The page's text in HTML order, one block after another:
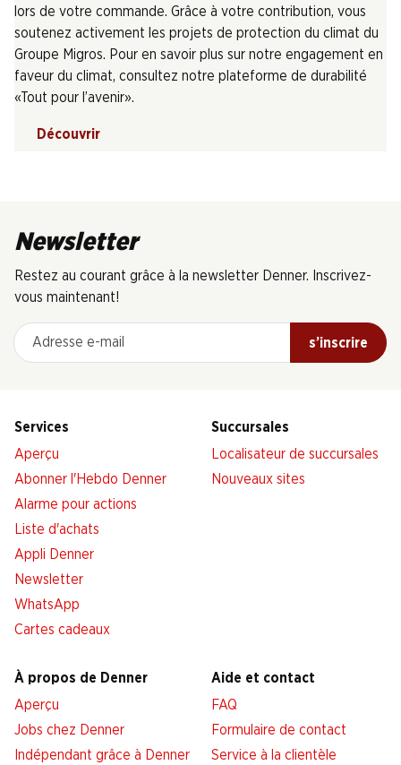
lors de votre commande. Grâce à votre contribution, vous
soutenez activement les projets de protection du climat du
Groupe Migros. Pour en savoir plus sur notre engagement en
faveur du climat, consultez notre plateforme de durabilité
«Tout pour l’avenir».
Découvrir
Newsletter
Restez au courant grâce à la newsletter Denner. Inscrivez-
vous maintenant!
Adresse e-mail
s’inscrire
Services
Aperçu
Abonner l'Hebdo Denner
Alarme pour actions
Liste d'achats
Appli Denner
Newsletter
WhatsApp
Cartes cadeaux
Succursales
Localisateur de succursales
Nouveaux sites
À propos de Denner
Aperçu
Jobs chez Denner
Indépendant grâce à Denner
Aide et contact
FAQ
Formulaire de contact
Service à la clientèle